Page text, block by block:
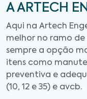
A ARTECH
Aqui na Artech
melhor no ramo de
sempre a opção
itens como
preventiva e
(10, 12 e 35) e avcb.